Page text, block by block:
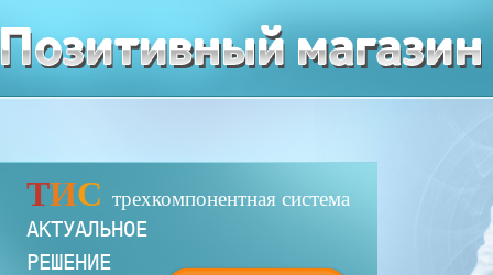
ТИС трехкомпонентная система
АКТУАЛЬНОЕ
РЕШЕНИЕ